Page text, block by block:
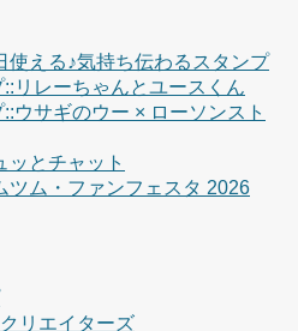
使える♪気持ち伝わるスタンプ
リレーちゃんとユースくん
ウサギのウー × ローソンスト
ッとチャット
ツム・ファンフェスタ 2026
リエイターズ